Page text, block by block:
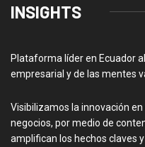
INSIGHTS
Plataforma líder en Ecuador
empresarial y de las mentes
Visibilizamos la innovación
negocios, por medio de
amplifican los hechos claves